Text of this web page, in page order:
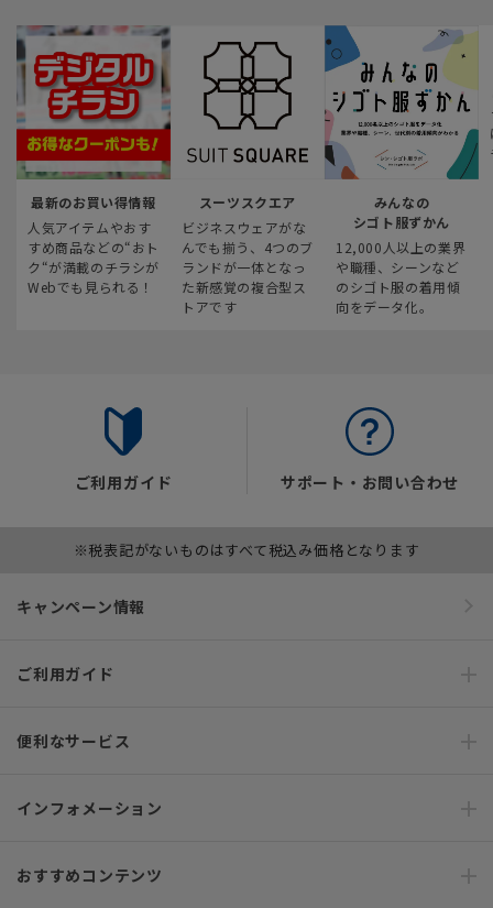
最新のお買い得情報
人気アイテムやおす
すめ商品などの“おト
ク“が満載のチラシが
Webでも見られる！
スーツスクエア
ビジネスウェアがな
んでも揃う、4つのブ
ランドが一体となっ
た新感覚の複合型ス
トアです
みんなの
シゴト服ずかん
12,000人以上の業界
や職種、シーンなど
のシゴト服の着用傾
向をデータ化。
ご利用ガイド サポート・お問い合わせ
※税表記がないものはすべて税込み価格となります
キャンペーン情報
ご利用ガイド
便利なサービス
インフォメーション
おすすめコンテンツ